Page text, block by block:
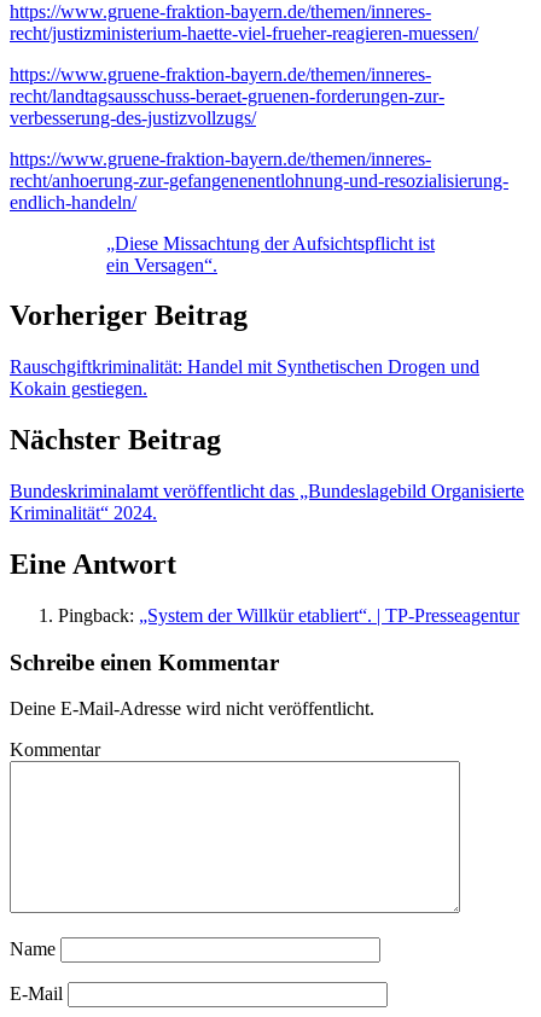
https://www.gruene-fraktion-bayern.de/themen/inneres-
recht/justizministerium-haette-viel-frueher-reagieren-muessen/
https://www.gruene-fraktion-bayern.de/themen/inneres-
recht/landtagsausschuss-beraet-gruenen-forderungen-zur-
verbesserung-des-justizvollzugs/
https://www.gruene-fraktion-bayern.de/themen/inneres-
recht/anhoerung-zur-gefangenenentlohnung-und-resozialisierung-
endlich-handeln/
„Diese Missachtung der Aufsichtspflicht ist
ein Versagen“.
Vorheriger Beitrag
Rauschgiftkriminalität: Handel mit Synthetischen Drogen und
Kokain gestiegen.
Nächster Beitrag
Bundeskriminalamt veröffentlicht das „Bundeslagebild Organisierte
Kriminalität“ 2024.
Eine Antwort
Pingback: „System der Willkür etabliert“. | TP-Presseagentur
Schreibe einen Kommentar
Deine E-Mail-Adresse wird nicht veröffentlicht.
Kommentar
Name
E-Mail